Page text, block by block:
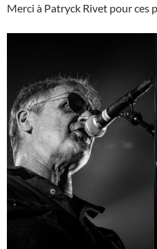
Merci à Patryck Rivet pour ces